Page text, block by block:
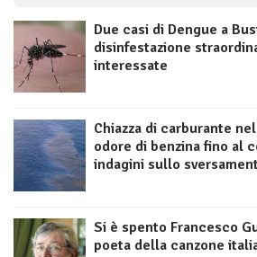
Due casi di Dengue a
disinfestazione
interessate
Chiazza di carburante
odore di benzina fino al
indagini sullo
Si è spento Francesco
poeta della canzone